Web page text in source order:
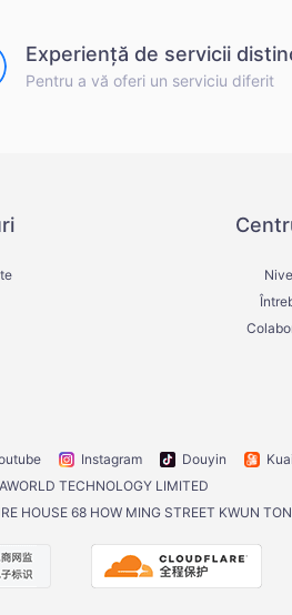
Experiență de servicii
Pentru a vă oferi un serviciu diferit
Instagram Douyin
TECHNOLOGY LIMITED
HOUSE 68 HOW MING STREET KWUN